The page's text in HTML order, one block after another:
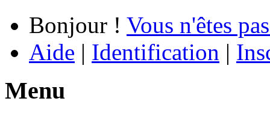
Bonjour ! Vous n'êtes
Aide | Identification |
Menu